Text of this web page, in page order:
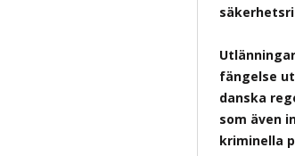
fängelse
danska
som även
kriminella